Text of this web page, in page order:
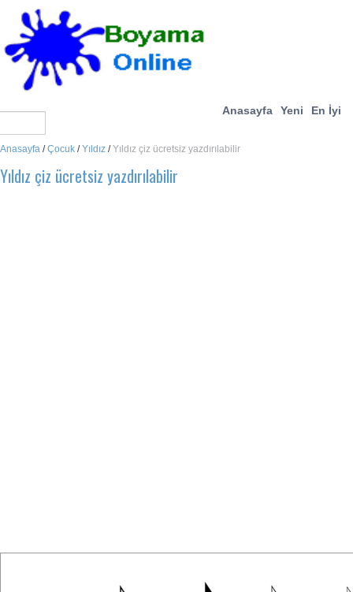
Anasayfa Yeni En İyi
Anasayfa /Çocuk /Yıldız /Yıldız çiz ücretsiz yazdırılabilir
Yıldız çiz ücretsiz yazdırılabilir